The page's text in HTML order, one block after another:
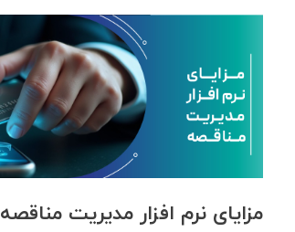
مزایای نرم افزار مدیریت مناقصه